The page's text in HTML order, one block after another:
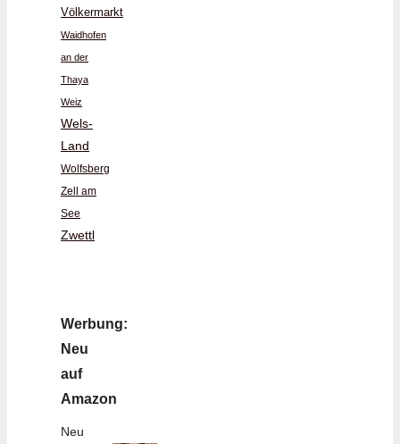
Völkermarkt
Waidhofen
an der
Thaya
Weiz
Wels-
Land
Wolfsberg
Zell am
See
Zwettl
Werbung:
Neu
auf
Amazon
Neu